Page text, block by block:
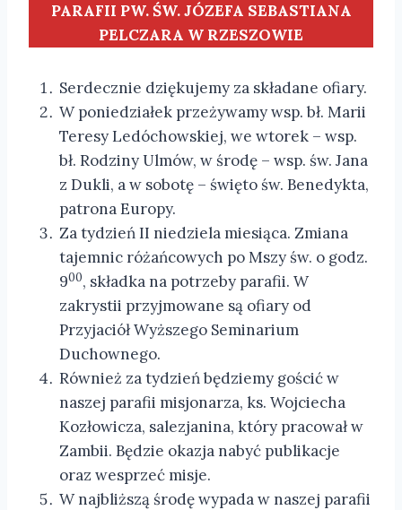
PARAFII PW. ŚW. JÓZEFA SEBASTIANA
PELCZARA W RZESZOWIE
Serdecznie dziękujemy za składane ofiary.
W poniedziałek przeżywamy wsp. bł. Marii
Teresy Ledóchowskiej, we wtorek – wsp.
bł. Rodziny Ulmów, w środę – wsp. św. Jana
z Dukli, a w sobotę – święto św. Benedykta,
patrona Europy.
Za tydzień II niedziela miesiąca. Zmiana
tajemnic różańcowych po Mszy św. o godz.
900, składka na potrzeby parafii. W
zakrystii przyjmowane są ofiary od
Przyjaciół Wyższego Seminarium
Duchownego.
Również za tydzień będziemy gościć w
naszej parafii misjonarza, ks. Wojciecha
Kozłowicza, salezjanina, który pracował w
Zambii. Będzie okazja nabyć publikacje
oraz wesprzeć misje.
W najbliższą środę wypada w naszej parafii